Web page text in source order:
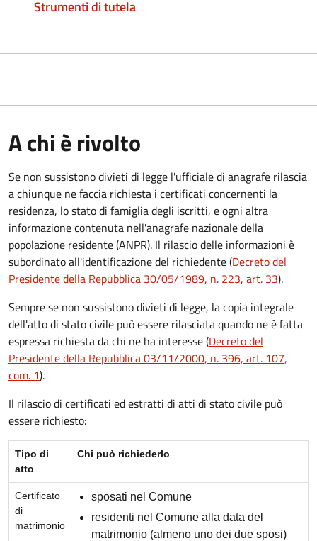
Strumenti di tutela
A chi è rivolto
Se non sussistono divieti di legge l'ufficiale di anagrafe rilascia
a chiunque ne faccia richiesta i certificati concernenti la
residenza, lo stato di famiglia degli iscritti, e ogni altra
informazione contenuta nell'anagrafe nazionale della
popolazione residente (ANPR). Il rilascio delle informazioni è
subordinato all'identificazione del richiedente (Decreto del
Presidente della Repubblica 30/05/1989, n. 223, art. 33).
Sempre se non sussistono divieti di legge, la copia integrale
dell'atto di stato civile può essere rilasciata quando ne è fatta
espressa richiesta da chi ne ha interesse (Decreto del
Presidente della Repubblica 03/11/2000, n. 396, art. 107,
com. 1).
Il rilascio di certificati ed estratti di atti di stato civile può
essere richiesto:
Tipo di
atto
Chi può richiederlo
Certificato
di
matrimonio
sposati nel Comune
residenti nel Comune alla data del
matrimonio (almeno uno dei due sposi)